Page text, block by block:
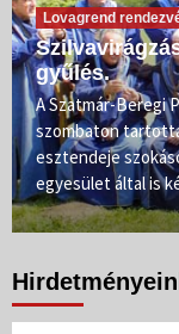
Lovagrend
gyűlés.
A Szatmár-Beregi
szombaton
esztendeje
egyesület által is